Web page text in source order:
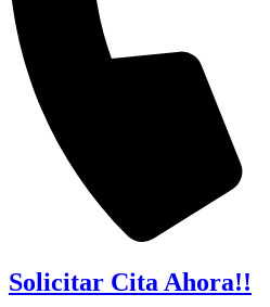
Solicitar Cita Ahora!!